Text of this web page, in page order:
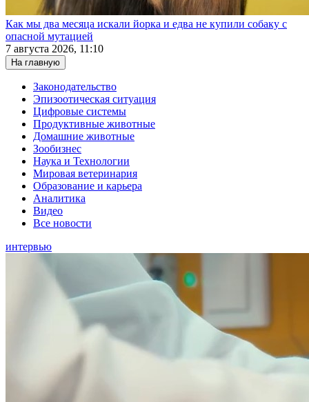
Как мы два месяца искали йорка и едва не купили собаку с
опасной мутацией
7 августа 2026, 11:10
На главную
Законодательство
Эпизоотическая ситуация
Цифровые системы
Продуктивные животные
Домашние животные
Зообизнес
Наука и Технологии
Мировая ветеринария
Образование и карьера
Аналитика
Видео
Все новости
интервью